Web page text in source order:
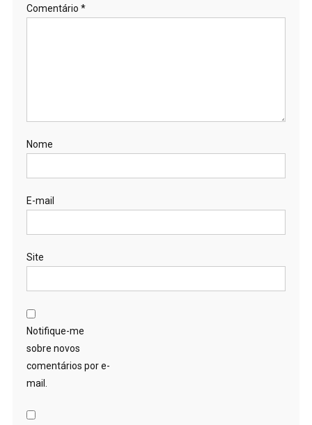
Comentário *
Nome
E-mail
Site
Notifique-me
sobre novos
comentários por e-
mail.